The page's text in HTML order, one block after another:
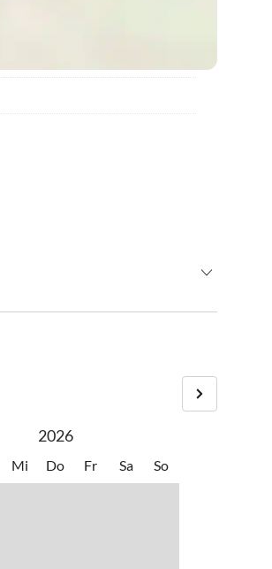
nach St. Gilgen - Bundesstraße
Thalgau Richtung Hof bei
Bundesstrasse (B158) nach Fuschl
2026
Mi Do Fr Sa So